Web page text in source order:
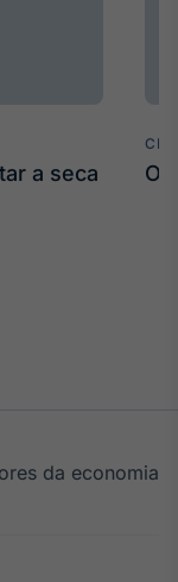
a seca
O
da economia